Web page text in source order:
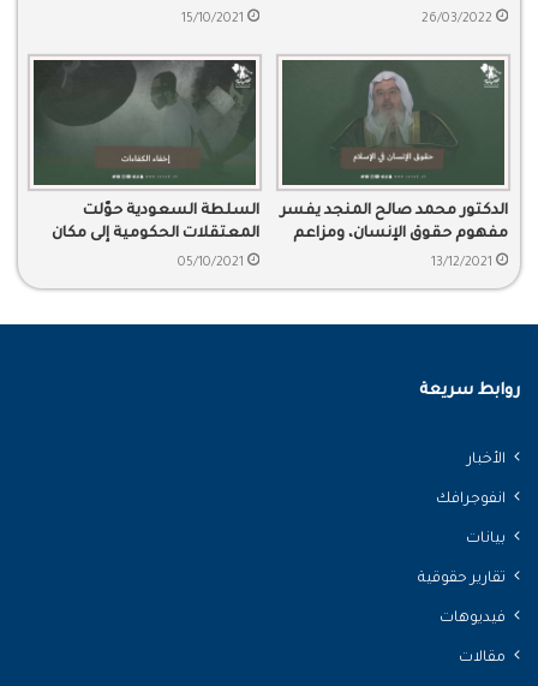
تلك الخلافات
26/03/2022
عاما بحق عبد الرحمن بسبب
15/10/2021
الدكتور محمد صالح المنجد يفسر
مفهوم حقوق الإنسان، ومزاعم
المجتمع الدولي في صون الحقوق
13/12/2021
السلطة السعودية حوّلت
المعتقلات الحكومية إلى مكان
لزج الكفاءات الوطنية
05/10/2021
روابط سريعة
الأخبار
انفوجرافك
بيانات
تقارير حقوقية
فيديوهات
مقالات